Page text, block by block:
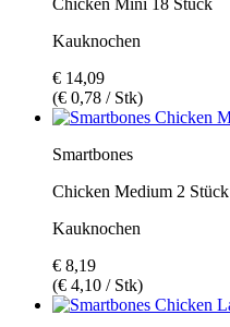
Kauknochen
€ 14,09
(€ 0,78 / Stk)
Smartbones
Chicken Medium 2 Stück
Kauknochen
€ 8,19
(€ 4,10 / Stk)